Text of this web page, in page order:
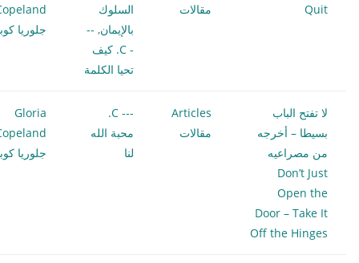
Quit
مقالات
السلوك
بالإيمان,
--
- C. كيف
تحيا الكلمة
جلوريا
لا تفتح الباب
بسيطا – أخرجه
من مصراعيه
Don’t Just
Open the
Door – Take It
Off the Hinges
Articles
مقالات
--- C.
محبة الله
لنا
Gloria
جلوريا